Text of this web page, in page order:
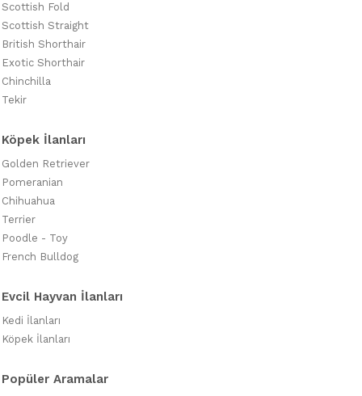
Scottish Fold
Scottish Straight
British Shorthair
Exotic Shorthair
Chinchilla
Tekir
Köpek İlanları
Golden Retriever
Pomeranian
Chihuahua
Terrier
Poodle - Toy
French Bulldog
Evcil Hayvan İlanları
Kedi İlanları
Köpek İlanları
Popüler Aramalar